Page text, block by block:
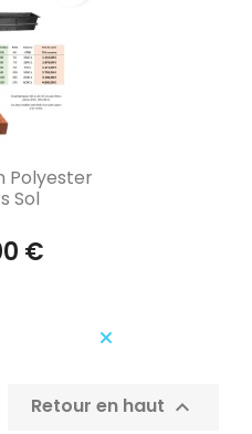
rapide
Polyester
Sol
€
Retour en haut 